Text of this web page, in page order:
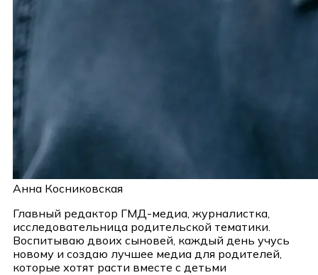
Анна Косниковская
Главный редактор ГМД-медиа, журналистка,
исследовательница родительской тематики.
Воспитываю двоих сыновей, каждый день учусь
новому и создаю лучшее медиа для родителей,
которые хотят расти вместе с детьми